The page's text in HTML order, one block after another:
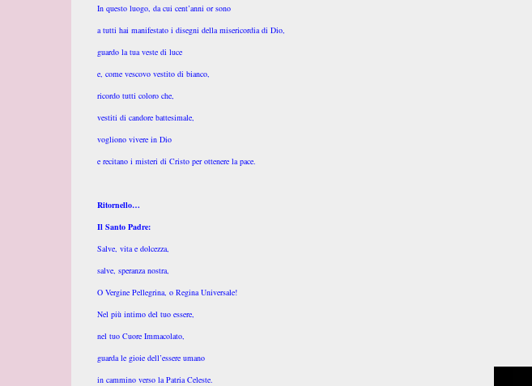
In questo luogo, da cui cent’anni or sono
a tutti hai manifestato i disegni della misericordia di Dio,
guardo la tua veste di luce
e, come vescovo vestito di bianco,
ricordo tutti coloro che,
vestiti di candore battesimale,
vogliono vivere in Dio
e recitano i misteri di Cristo per ottenere la pace.
Ritornello…
Il Santo Padre:
Salve, vita e dolcezza,
salve, speranza nostra,
O Vergine Pellegrina, o Regina Universale!
Nel più intimo del tuo essere,
nel tuo Cuore Immacolato,
guarda le gioie dell’essere umano
in cammino verso la Patria Celeste.